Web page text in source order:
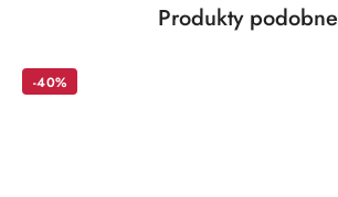
Pomiń karuzelę produktów
Produkty
Produkty podobne
-40%